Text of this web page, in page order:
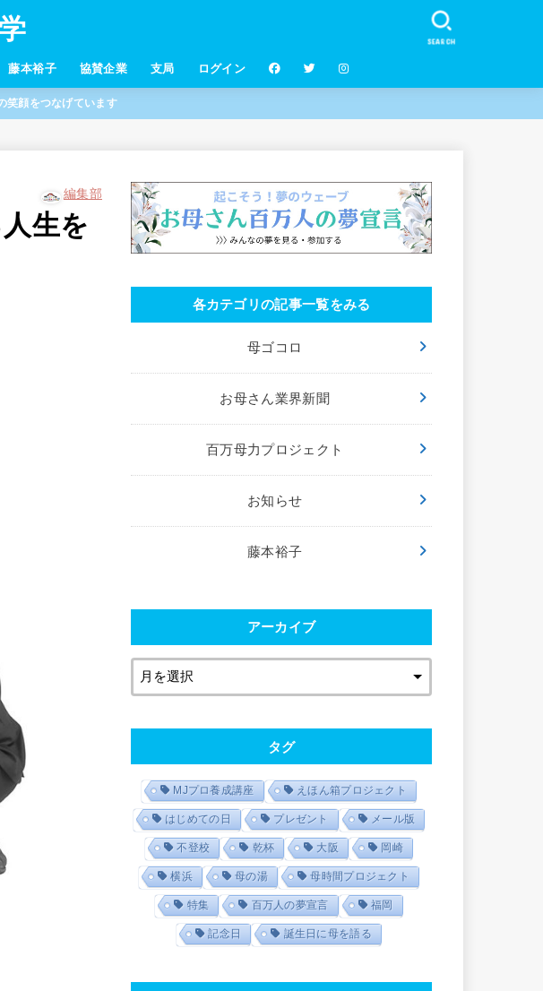
藤本裕子 協賛企業 支局 ログイン
SEARCH
笑顔をつなげています
編集部
生を
各カテゴリの記事一覧をみる
母ゴコロ
お母さん業界新聞
百万母力プロジェクト
お知らせ
藤本裕子
アーカイブ
タグ
MJプロ養成講座 えほん箱プロジェクト
はじめての日 プレゼント メール版
不登校 乾杯 大阪 岡崎
横浜 母の湯 母時間プロジェクト
特集 百万人の夢宣言 福岡
記念日 誕生日に母を語る